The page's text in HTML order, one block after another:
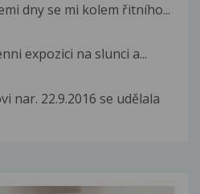
dny se mi kolem řitního...
expozici na slunci a...
nar. 22.9.2016 se udělala